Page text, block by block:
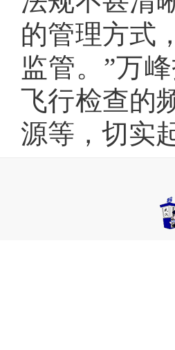
的管理方式
监管。”万
飞行检查的
源等，切实